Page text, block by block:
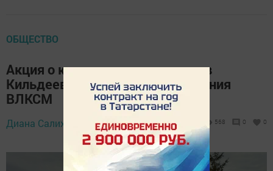
ОБЩЕСТВО
Акция о комсомольцах прошла в
Кильдеевском ДК в день рождения
ВЛКСМ
Диана Салихзанова, 17:00
568 0 0